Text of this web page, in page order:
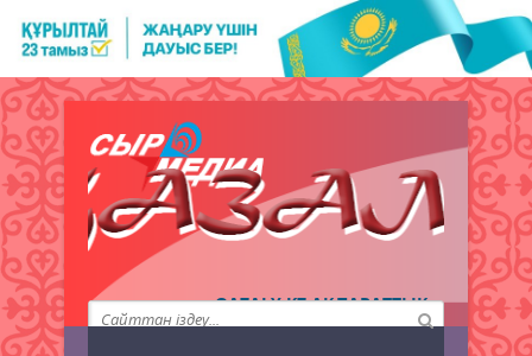
QAZALY.KZ АҚПАРАТТЫҚ
АГЕНТТІГІ